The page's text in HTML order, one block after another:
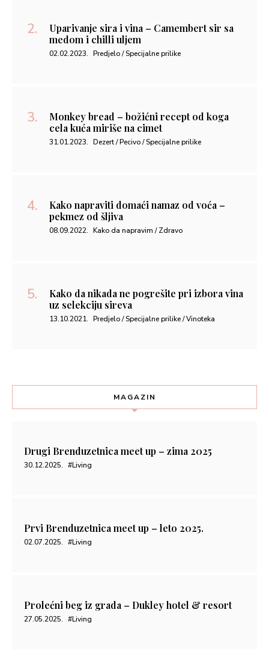
Uparivanje sira i vina – Camembert sir sa
medom i chilli uljem
02.02.2023. Predjelo / Specijalne prilike
Monkey bread – božićni recept od koga
cela kuća miriše na cimet
31.01.2023. Dezert / Pecivo / Specijalne prilike
Kako napraviti domaći namaz od voća –
pekmez od šljiva
08.09.2022. Kako da napravim / Zdravo
Kako da nikada ne pogrešite pri izbora vina
uz selekciju sireva
13.10.2021. Predjelo / Specijalne prilike / Vinoteka
MAGAZIN
Drugi Brenduzetnica meet up – zima 2025
30.12.2025. #Living
Prvi Brenduzetnica meet up – leto 2025.
02.07.2025. #Living
Prolećni beg iz grada – Dukley hotel & resort
27.05.2025. #Living